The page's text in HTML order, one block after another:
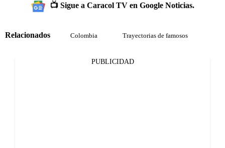
📺 Sigue a Caracol TV en Google Noticias.
Relacionados Colombia Trayectorias de famosos
PUBLICIDAD